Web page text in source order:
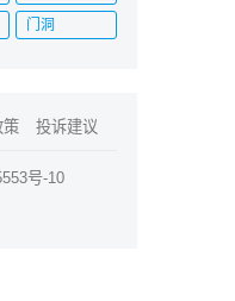
门洞
策 投诉建议
号-10